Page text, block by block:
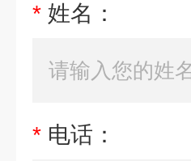
* 姓名：
* 电话：